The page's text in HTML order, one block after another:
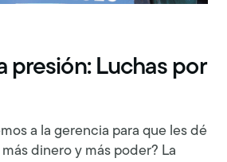
presión: Luchas por
a la gerencia para que les dé
dinero y más poder? La